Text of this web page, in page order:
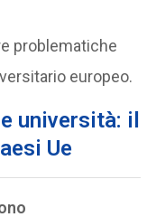
problematiche
europeo.
università: il
Ue